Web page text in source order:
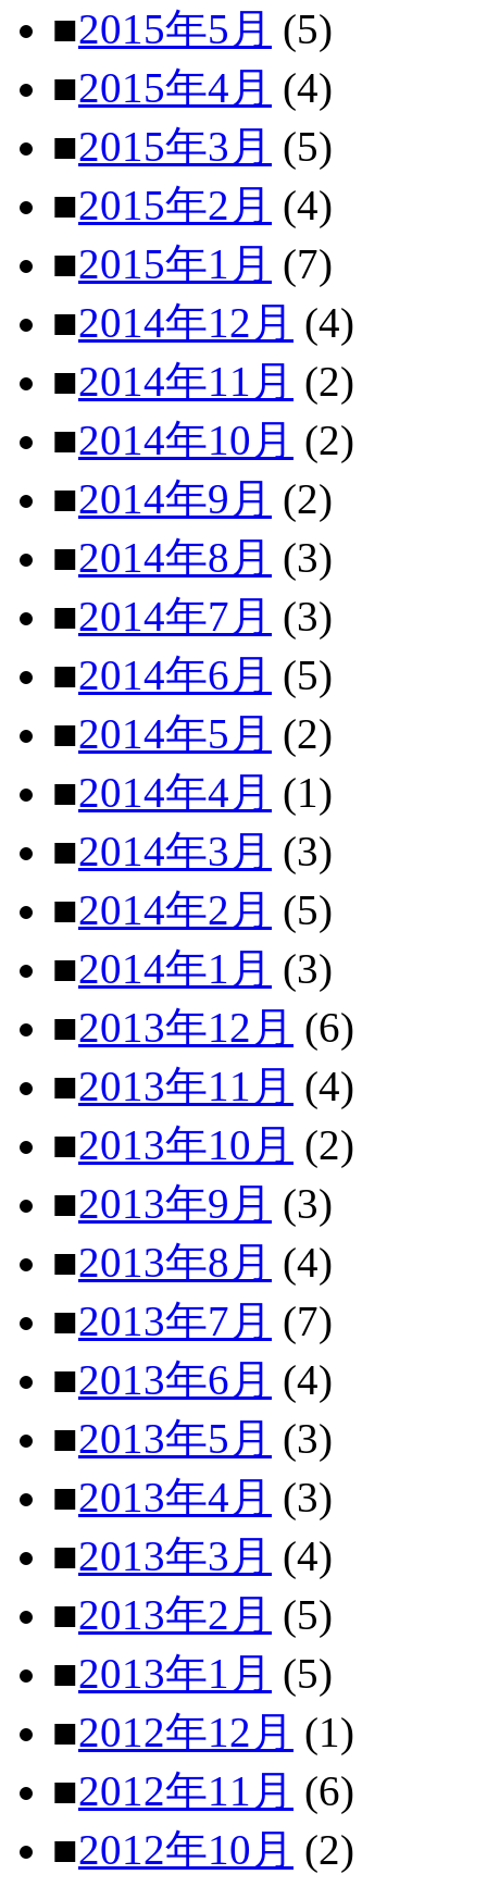
■2015年5月 (5)
■2015年4月 (4)
■2015年3月 (5)
■2015年2月 (4)
■2015年1月 (7)
■2014年12月 (4)
■2014年11月 (2)
■2014年10月 (2)
■2014年9月 (2)
■2014年8月 (3)
■2014年7月 (3)
■2014年6月 (5)
■2014年5月 (2)
■2014年4月 (1)
■2014年3月 (3)
■2014年2月 (5)
■2014年1月 (3)
■2013年12月 (6)
■2013年11月 (4)
■2013年10月 (2)
■2013年9月 (3)
■2013年8月 (4)
■2013年7月 (7)
■2013年6月 (4)
■2013年5月 (3)
■2013年4月 (3)
■2013年3月 (4)
■2013年2月 (5)
■2013年1月 (5)
■2012年12月 (1)
■2012年11月 (6)
■2012年10月 (2)